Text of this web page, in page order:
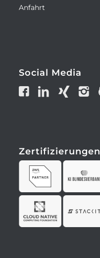
Anfahrt
Social Media
Zertifizierungen